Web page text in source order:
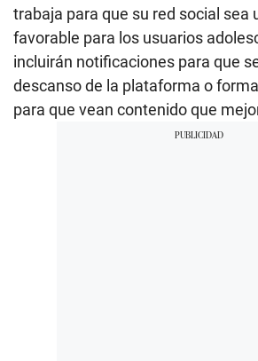
trabaja para que su red social sea
favorable para los usuarios
incluirán notificaciones para que
descanso de la plataforma o
para que vean contenido que